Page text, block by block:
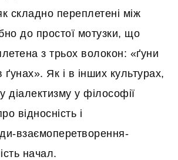
складно переплетені між
до простої мотузки, що
з трьох волокон: «ґуни
Як і в інших культурах,
діалектизму у філософії
відносність і
взаємоперетворення-
начал.